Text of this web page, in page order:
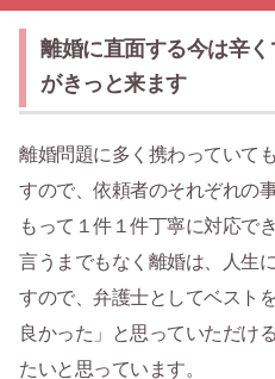
離婚に直面する今は辛
がきっと来ます
離婚問題に多く携わっていて
すので、依頼者のそれぞれの
もって１件１件丁寧に対応で
言うまでもなく離婚は、人生
すので、弁護士としてベスト
良かった」と思っていただけ
たいと思っています。